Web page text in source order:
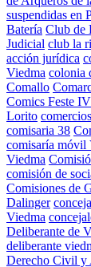
suspendidas en
Batería Club de
Judicial club la
acción jurídica
Viedma colonia
Comallo
Comics Feste IV
Lorito comercios
comisaria 38
comisaría móvil
Viedma
comisión de
Comisiones de
Dalinger
Viedma
Deliberante de
deliberante
Derecho Civil y